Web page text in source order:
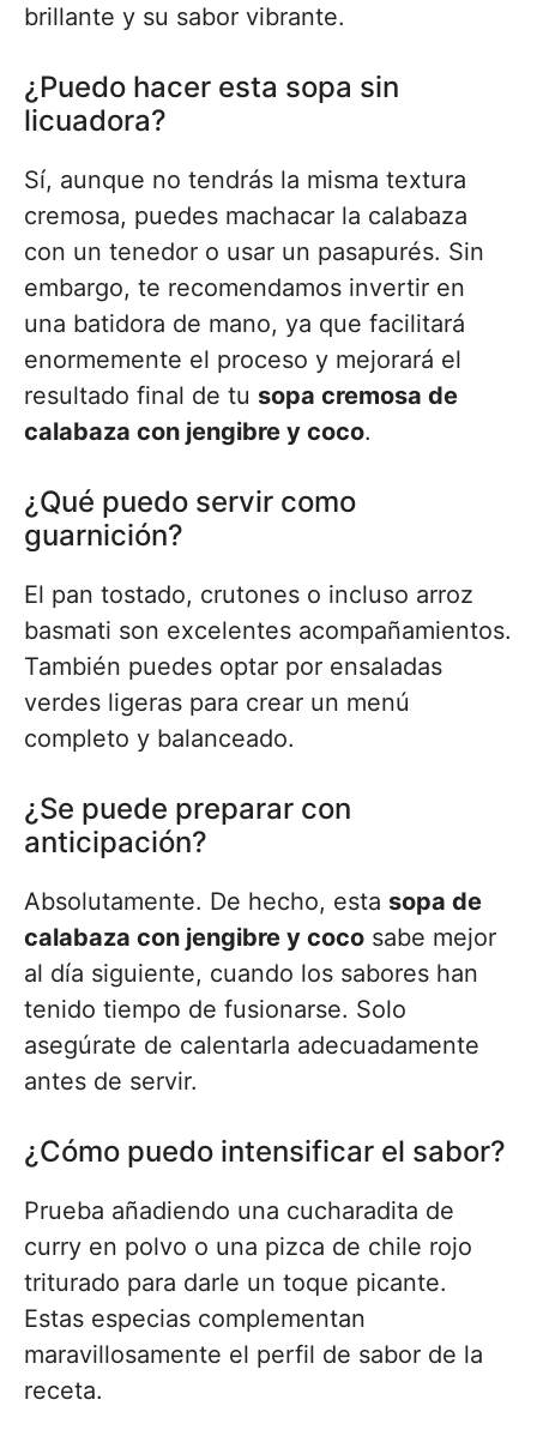
brillante y su sabor vibrante.
¿Puedo hacer esta sopa sin
licuadora?
Sí, aunque no tendrás la misma textura
cremosa, puedes machacar la calabaza
con un tenedor o usar un pasapurés. Sin
embargo, te recomendamos invertir en
una batidora de mano, ya que facilitará
enormemente el proceso y mejorará el
resultado final de tu sopa cremosa de
calabaza con jengibre y coco.
¿Qué puedo servir como
guarnición?
El pan tostado, crutones o incluso arroz
basmati son excelentes acompañamientos.
También puedes optar por ensaladas
verdes ligeras para crear un menú
completo y balanceado.
¿Se puede preparar con
anticipación?
Absolutamente. De hecho, esta sopa de
calabaza con jengibre y coco sabe mejor
al día siguiente, cuando los sabores han
tenido tiempo de fusionarse. Solo
asegúrate de calentarla adecuadamente
antes de servir.
¿Cómo puedo intensificar el sabor?
Prueba añadiendo una cucharadita de
curry en polvo o una pizca de chile rojo
triturado para darle un toque picante.
Estas especias complementan
maravillosamente el perfil de sabor de la
receta.